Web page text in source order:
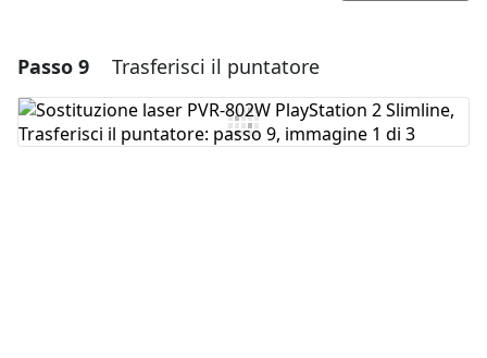
Aggiungi un commento
Aggiungi Commento
Passo 9 Trasferisci il puntatore